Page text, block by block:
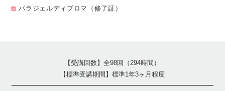
パラジェルディプロマ（修了証）
【受講回数】全98回（294時間）
【標準受講期間】標準1年3ヶ月程度